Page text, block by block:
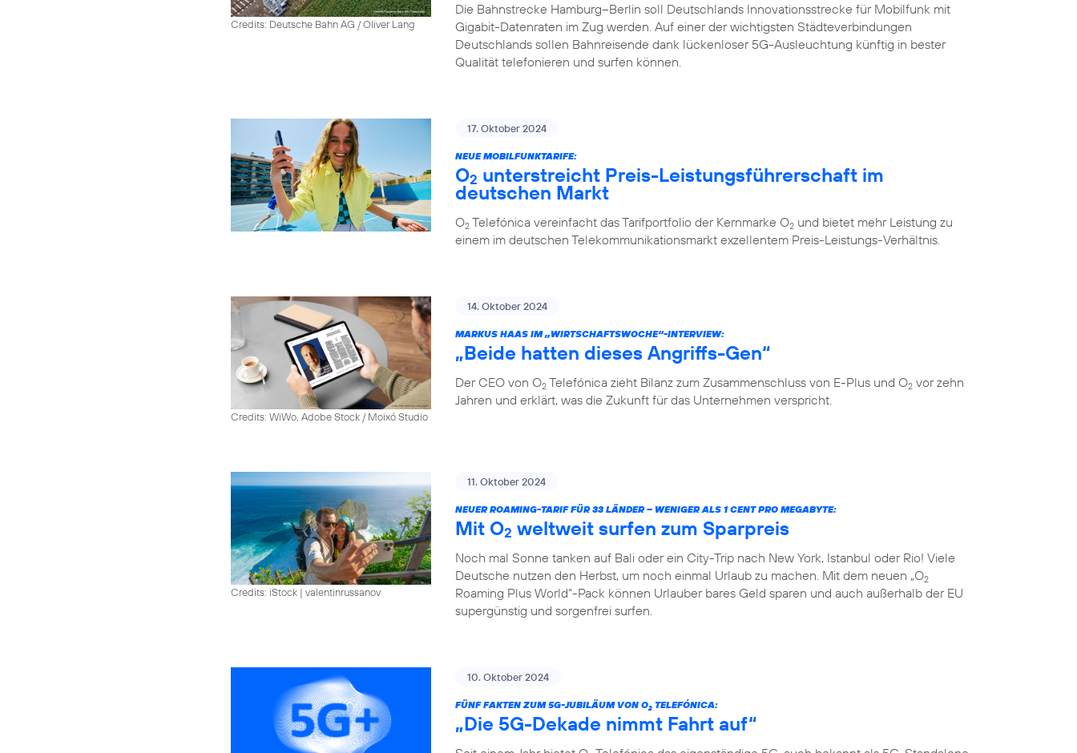
Credits: Deutsche Bahn AG / Oliver Lang
Die Bahnstrecke Hamburg–Berlin soll Deutschlands Innovationsstrecke für Mobilfunk mit
Gigabit-Datenraten im Zug werden. Auf einer der wichtigsten Städteverbindungen
Deutschlands sollen Bahnreisende dank lückenloser 5G-Ausleuchtung künftig in bester
Qualität telefonieren und surfen können.
17. Oktober 2024
NEUE MOBILFUNKTARIFE:
O2 unterstreicht Preis-Leistungsführerschaft im
deutschen Markt
O2 Telefónica vereinfacht das Tarifportfolio der Kernmarke O2 und bietet mehr Leistung zu
einem im deutschen Telekommunikationsmarkt exzellentem Preis-Leistungs-Verhältnis.
Credits: WiWo, Adobe Stock / Moixó Studio
14. Oktober 2024
MARKUS HAAS IM „WIRTSCHAFTSWOCHE“-INTERVIEW:
„Beide hatten dieses Angriffs-Gen“
Der CEO von O2 Telefónica zieht Bilanz zum Zusammenschluss von E-Plus und O2 vor zehn
Jahren und erklärt, was die Zukunft für das Unternehmen verspricht.
Credits: iStock | valentinrussanov
11. Oktober 2024
NEUER ROAMING-TARIF FÜR 33 LÄNDER – WENIGER ALS 1 CENT PRO MEGABYTE:
Mit O2 weltweit surfen zum Sparpreis
Noch mal Sonne tanken auf Bali oder ein City-Trip nach New York, Istanbul oder Rio! Viele
Deutsche nutzen den Herbst, um noch einmal Urlaub zu machen. Mit dem neuen „O2
Roaming Plus World“-Pack können Urlauber bares Geld sparen und auch außerhalb der EU
supergünstig und sorgenfrei surfen.
10. Oktober 2024
FÜNF FAKTEN ZUM 5G-JUBILÄUM VON O2 TELEFÓNICA:
„Die 5G-Dekade nimmt Fahrt auf“